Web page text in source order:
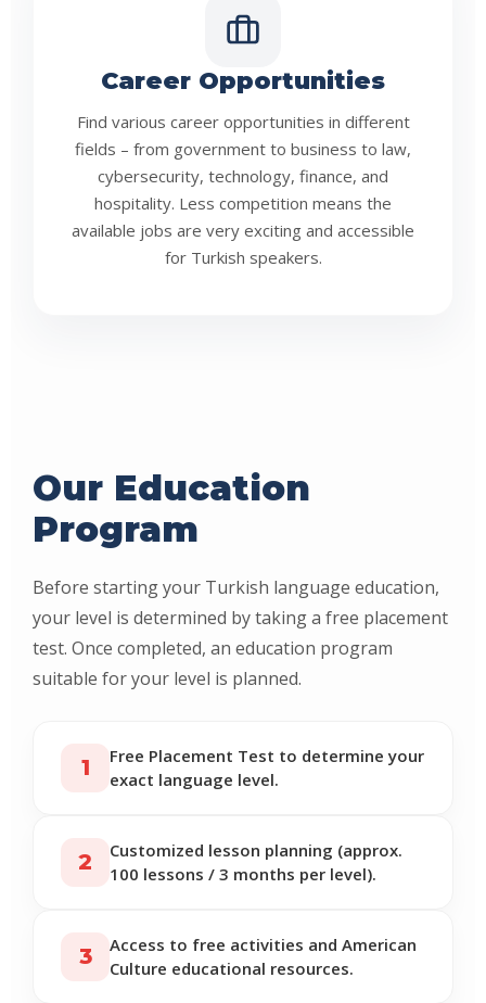
Career Opportunities
Find various career opportunities in different
fields – from government to business to law,
cybersecurity, technology, finance, and
hospitality. Less competition means the
available jobs are very exciting and accessible
for Turkish speakers.
Our Education
Program
Before starting your Turkish language education,
your level is determined by taking a free placement
test. Once completed, an education program
suitable for your level is planned.
1
Free Placement Test to determine your
exact language level.
2
Customized lesson planning (approx.
100 lessons / 3 months per level).
3
Access to free activities and American
Culture educational resources.